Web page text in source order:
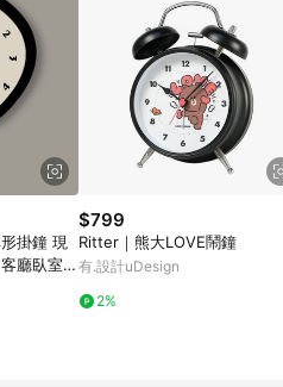
掛鐘 現
廳臥室壁
$799
Ritter｜熊大LOVE鬧鐘
有.設計uDesign
2%